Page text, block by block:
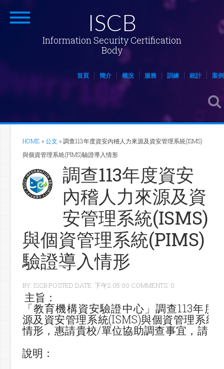
ISCB
Information Security Certification
Body
首頁 簡介 概況 服務 訓練 統計 案例
HOME »公文 »調查113年度資安內稽人力來源及資安管理系統(ISMS)
與個資管理系統(PIMS)驗證導入情形
調查113年度資安
內稽人力來源及資
安管理系統(ISMS)
與個資管理系統(PIMS)
驗證導入情形
BY: ISCB POSTED DATE: 下午2:05:00 COMMENTS: 0
主旨：
「教育機構資安驗證中心」調查113年度
源及資安管理系統(ISMS)與個資管理系統
情形，惠請貴校/單位協助調查事宜，請查
說明：